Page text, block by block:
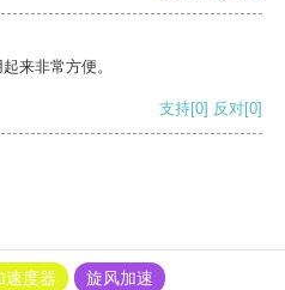
来非常方便。
支持[0] 反对[0]
速度器
旋风加速